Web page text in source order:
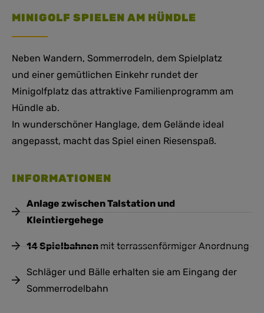
MINIGOLF SPIELEN AM HÜNDLE
Neben Wandern, Sommerrodeln, dem Spielplatz
und einer gemütlichen Einkehr rundet der
Minigolfplatz das attraktive Familienprogramm am
Hündle ab.
In wunderschöner Hanglage, dem Gelände ideal
angepasst, macht das Spiel einen Riesenspaß.
INFORMATIONEN
Anlage zwischen Talstation und
Kleintiergehege
14 Spielbahnen mit terrassenförmiger Anordnung
Schläger und Bälle erhalten sie am Eingang der
Sommerrodelbahn